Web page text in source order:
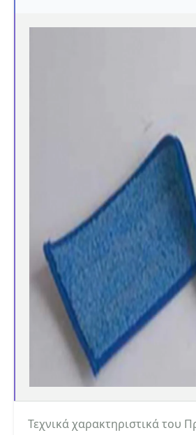
Τεχνικά χαρακτηριστικά του